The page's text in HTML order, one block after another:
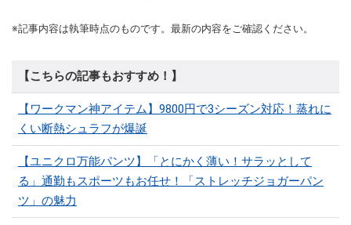
※記事内容は執筆時点のものです。最新の内容をご確認ください。
【こちらの記事もおすすめ！】
【ワークマン神アイテム】9800円で3シーズン対応！蒸れに
くい断熱シュラフが爆誕
【ユニクロ万能パンツ】「とにかく薄い！サラッとして
る」通勤もスポーツもお任せ！「ストレッチジョガーパン
ツ」の魅力